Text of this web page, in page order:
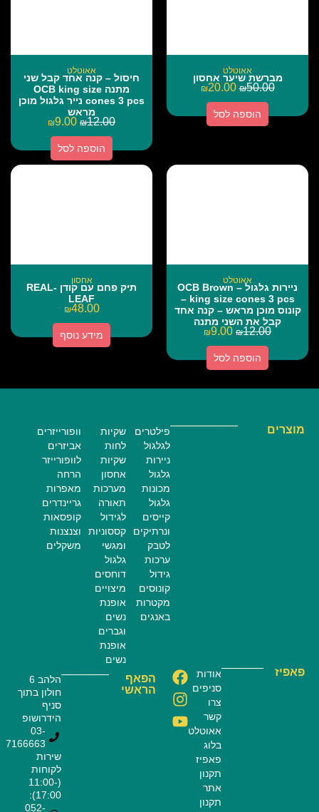
אאוטלט
מברשת שיער אחסון
₪50.00
₪20.00
הוספה לסל
אאוטלט
חיסול – קנה אחד קבל שני
מתנה OCB king size
cones 3 pcs נייר גלגול מוכן
מראש
₪12.00
₪9.00
הוספה לסל
אאוטלט
ניירות גלגול – OCB Brown
king size cones 3 pcs –
קונוס מוכן מראש – קנה אחד
קבל את השני מתנה
₪12.00
₪9.00
הוספה לסל
אחסון
תיק פחם עם קודן REAL-
LEAF
₪48.00
מידע נוסף
מוצרים
פילטרים
לגלגול
ניירות
גלגול
מכונות
גלגול
קייסים
ונרתיקים
לטבק
ערכות
גידול
קונוסים
מקטרות
באנגים
שקיות
לחות
שקיות
אחסון
מערכות
תאורה
לגידול
קססוניות
ומגשי
גלגול
דוחסים
מיצויים
אופנת
נשים
וגברים
אופנת
נשים
וופורייזרים
אביזרים
לוופורייזר
הרחה
מאפרות
גריינדרים
קופסאות
וצנצנות
משקלים
פאפיז
אודות
סניפים
צרו
קשר
אאוטלט
בלוג
פאפיז
תקנון
אתר
תקנון
הפאף
הראשי
הלהב 6
חולון בתוך
סניף
הידרושופ
03-
7166663
שירות
לקוחות
(11:00-
17:00):
052-